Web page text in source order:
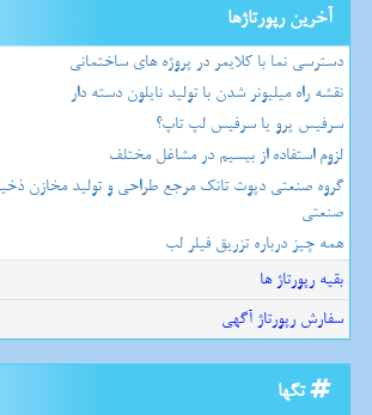
آخرین رپورتاژها
دسترسی نما با کلایمر در پروژه های ساختمانی
نقشه راه میلیونر شدن با تولید نایلون دسته دار
سرفیس پرو یا سرفیس لپ تاپ؟
لزوم استفاده از بیسیم در مشاغل مختلف
گروه صنعتی دپوت تانک مرجع طراحی و تولید مخازن
صنعتی
همه چیز درباره تزریق فیلر لب
بقیه رپورتاژ ها
سفارش رپورتاژ آگهی
تگها